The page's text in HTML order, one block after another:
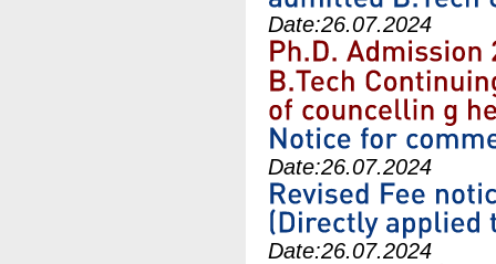
Date:26.07.2024
Date:26.07.2024
Date:26.07.2024